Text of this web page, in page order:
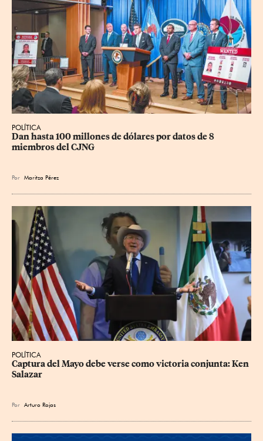
POLÍTICA
Dan hasta 100 millones de dólares por datos de 8
miembros del CJNG
Por Maritza Pérez
POLÍTICA
Captura del Mayo debe verse como victoria conjunta: Ken
Salazar
Por Arturo Rojas